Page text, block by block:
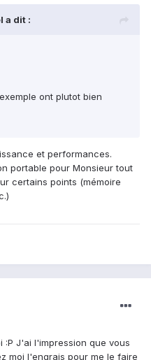
a dit :
ont plutot bien
et performances.
portable pour Monsieur tout
certains points (mémoire
:P J'ai l'impression que vous
moi l'engrais pour me le faire